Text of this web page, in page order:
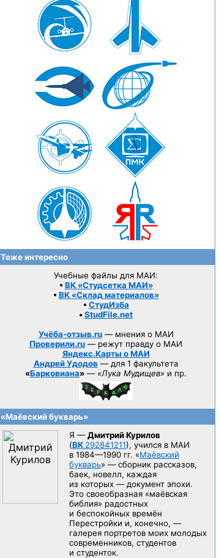
Тоже интересно
Учебные файлы для МАИ:
• ВК «Студсетка МАИ»
• ВК «Склад материалов»
• СтудИзба
• StudFile.net
Учёба-отзыв.ru— мнения о МАИ
Проверили.ru — режут правду о МАИ
Яндекс.Карты о МАИ
Андрей Удодов — для 1 факультета
«Барковиана» — «Лука Мудищев» и пр.
«Маёвский букварь»
Я —Дмитрий Курилов
(ВК 292841211), учился в МАИ
в 1984—1990 гг. «Маёвский
букварь» — сборник рассказов,
баек, новелл, каждая
из которых — документ эпохи.
Это своеобразная «маёвская
библия» радостных
и беспокойных времён
Перестройки и, конечно, —
галерея портретов моих молодых
современников, студентов
и студенток.